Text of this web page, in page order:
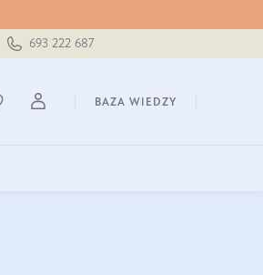
693 222 687
BAZA WIEDZY